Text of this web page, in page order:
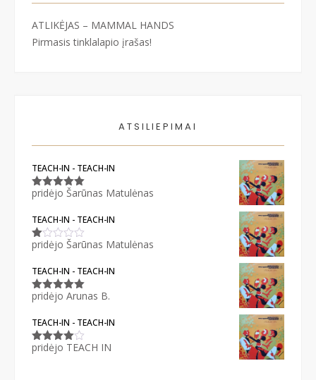
ATLIKĖJAS – MAMMAL HANDS
Pirmasis tinklalapio įrašas!
ATSILIEPIMAI
TEACH-IN - TEACH-IN
Įvertinimas:
pridėjo Šarūnas Matulėnas
TEACH-IN - TEACH-IN
Įvertinimas:
iš
5
pridėjo Šarūnas Matulėnas
TEACH-IN - TEACH-IN
Įvertinimas:
pridėjo Arunas B.
TEACH-IN - TEACH-IN
Įvertinimas:
pridėjo TEACH IN